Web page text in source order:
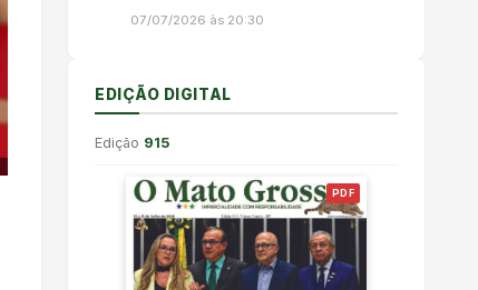
07/07/2026 às 20:30
EDIÇÃO DIGITAL
Edição 915
PDF